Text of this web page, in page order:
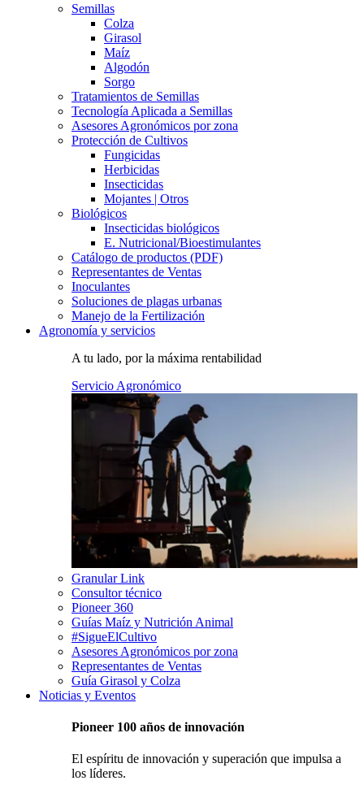
Semillas
Colza
Girasol
Maíz
Algodón
Sorgo
Tratamientos de Semillas
Tecnología Aplicada a Semillas
Asesores Agronómicos por zona
Protección de Cultivos
Fungicidas
Herbicidas
Insecticidas
Mojantes | Otros
Biológicos
Insecticidas biológicos
E. Nutricional/Bioestimulantes
Catálogo de productos (PDF)
Representantes de Ventas
Inoculantes
Soluciones de plagas urbanas
Manejo de la Fertilización
Agronomía y servicios
A tu lado, por la máxima rentabilidad
Servicio Agronómico
Granular Link
Consultor técnico
Pioneer 360
Guías Maíz y Nutrición Animal
#SigueElCultivo
Asesores Agronómicos por zona
Representantes de Ventas
Guía Girasol y Colza
Noticias y Eventos
Pioneer 100 años de innovación
El espíritu de innovación y superación que impulsa a
los líderes.